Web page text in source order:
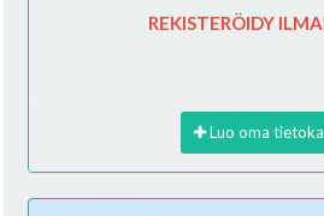
REKISTERÖIDY
Luo oma